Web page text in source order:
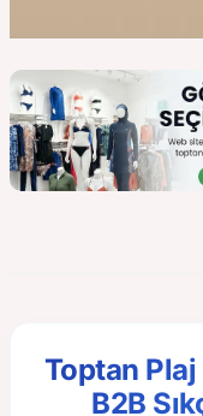
Toptan Plaj
B2B